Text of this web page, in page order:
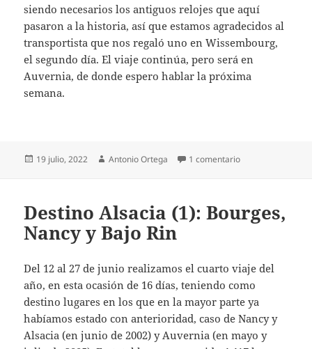
siendo necesarios los antiguos relojes que aquí
pasaron a la historia, así que estamos agradecidos al
transportista que nos regaló uno en Wissembourg,
el segundo día. El viaje continúa, pero será en
Auvernia, de donde espero hablar la próxima
semana.
Publicado
19 julio, 2022 Autor
Antonio Ortega 1 comentarioen Destino
Destino Alsacia (1): Bourges,
Nancy y Bajo Rin
Del 12 al 27 de junio realizamos el cuarto viaje del
año, en esta ocasión de 16 días, teniendo como
destino lugares en los que en la mayor parte ya
habíamos estado con anterioridad, caso de Nancy y
Alsacia (en junio de 2002) y Auvernia (en mayo y